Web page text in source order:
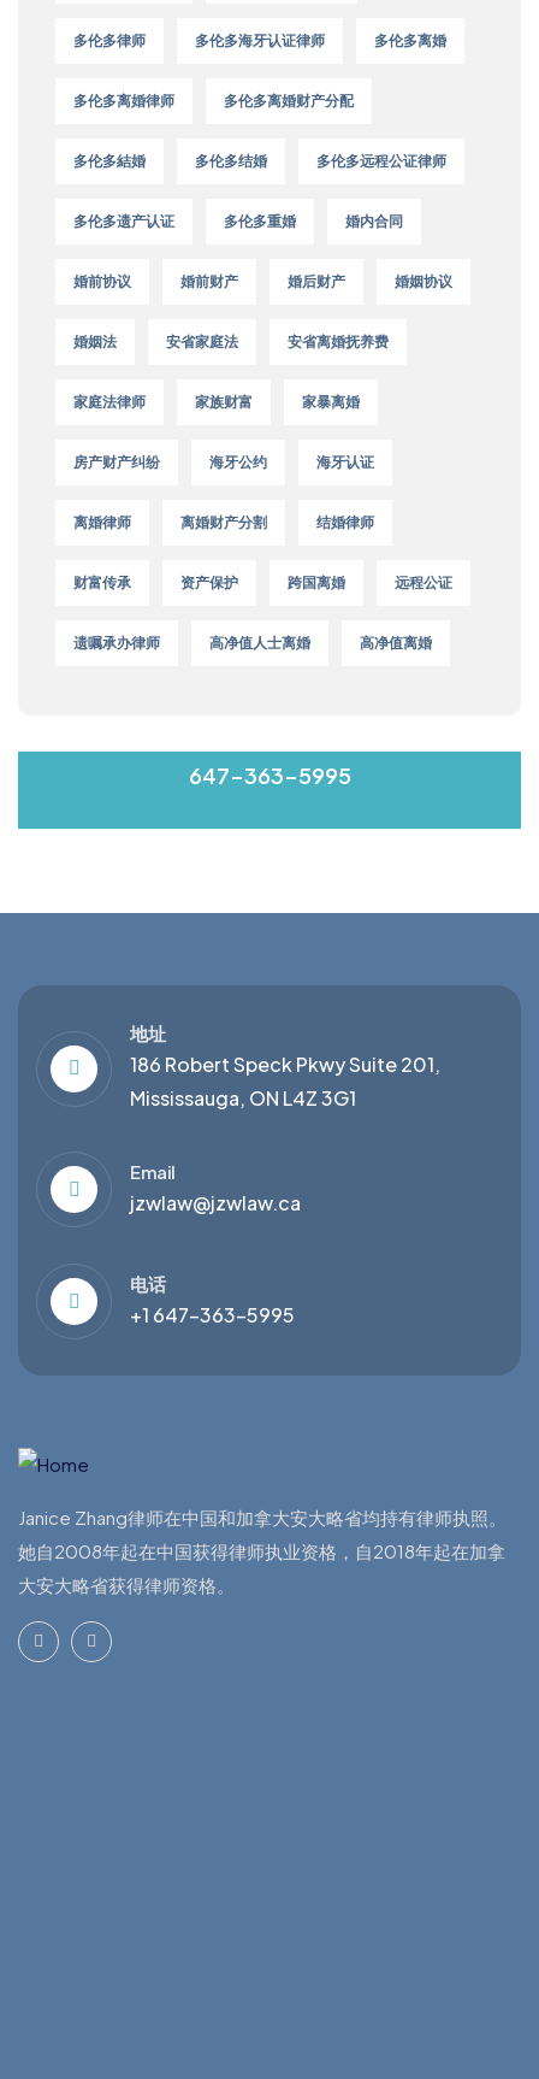
多伦多律师 多伦多海牙认证律师 多伦多离婚
多伦多离婚律师 多伦多离婚财产分配
多伦多結婚 多伦多结婚 多伦多远程公证律师
多伦多遗产认证 多伦多重婚 婚内合同
婚前协议 婚前财产 婚后财产 婚姻协议
婚姻法 安省家庭法 安省离婚抚养费
家庭法律师 家族财富 家暴离婚
房产财产纠纷 海牙公约 海牙认证
离婚律师 离婚财产分割 结婚律师
财富传承 资产保护 跨国离婚 远程公证
遗嘱承办律师 高净值人士离婚 高净值离婚
647-363-5995
地址
186 Robert Speck Pkwy Suite 201,
Mississauga, ON L4Z 3G1
Email
jzwlaw@jzwlaw.ca
电话
+1 647-363-5995
Janice Zhang律师在中国和加拿大安大略省均持有律师执照。
她自2008年起在中国获得律师执业资格，自2018年起在加拿
大安大略省获得律师资格。